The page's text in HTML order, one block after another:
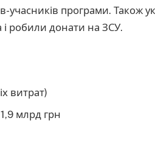
учасників програми. Також
і робили донати на ЗСУ.
витрат)
млрд грн